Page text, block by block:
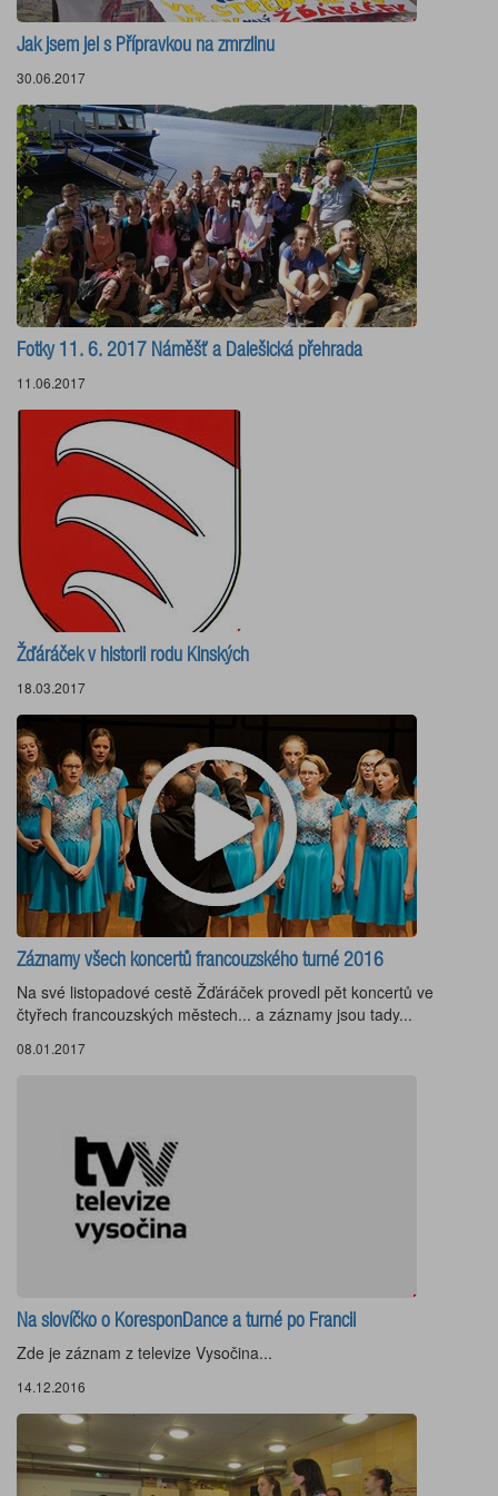
Jak jsem jel s Přípravkou na zmrzlinu
30.06.2017
Fotky 11. 6. 2017 Náměšť a Dalešická přehrada
11.06.2017
Žďáráček v historii rodu Kinských
18.03.2017
Záznamy všech koncertů francouzského turné 2016
Na své listopadové cestě Žďáráček provedl pět koncertů ve
čtyřech francouzských městech... a záznamy jsou tady...
08.01.2017
Na slovíčko o KoresponDance a turné po Francii
Zde je záznam z televize Vysočina...
14.12.2016